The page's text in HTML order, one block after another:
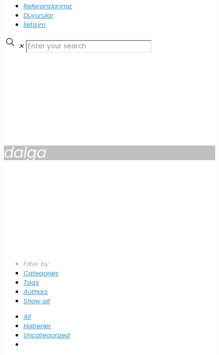
Referanslarımız
Duyurular
İletişim
✕
dalga
Filter by
Categories
Tags
Authors
Show all
All
Haberler
Uncategorized